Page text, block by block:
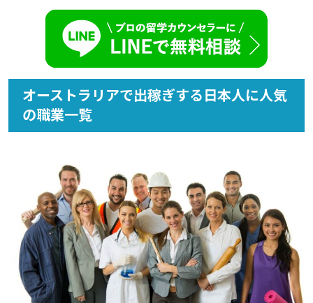
オーストラリアで出稼ぎする日本人に人気
の職業一覧